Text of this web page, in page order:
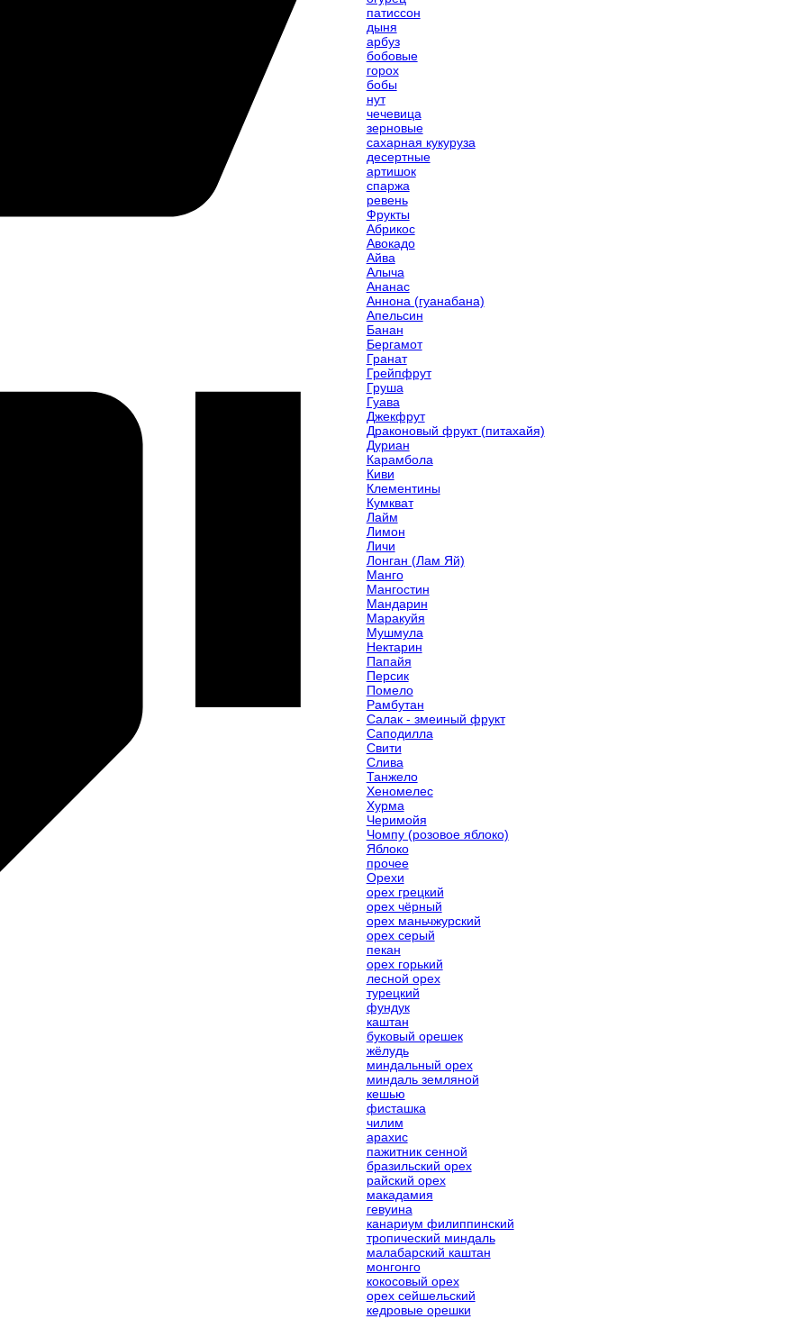
патиссон
дыня
арбуз
бобовые
горох
бобы
нут
чечевица
зерновые
сахарная кукуруза
десертные
артишок
спаржа
ревень
Фрукты
Абрикос
Авокадо
Айва
Алыча
Ананас
Аннона (гуанабана)
Апельсин
Банан
Бергамот
Гранат
Грейпфрут
Груша
Гуава
Джекфрут
Драконовый фрукт (питахайя)
Дуриан
Карамбола
Киви
Клементины
Кумкват
Лайм
Лимон
Личи
Лонган (Лам Яй)
Манго
Мангостин
Мандарин
Маракуйя
Мушмула
Нектарин
Папайя
Персик
Помело
Рамбутан
Салак - змеиный фрукт
Саподилла
Свити
Слива
Танжело
Хеномелес
Хурма
Черимойя
Чомпу (розовое яблоко)
Яблоко
прочее
Орехи
орех грецкий
орех чёрный
орех маньчжурский
орех серый
пекан
орех горький
лесной орех
турецкий
фундук
каштан
буковый орешек
жёлудь
миндальный орех
миндаль земляной
кешью
фисташка
чилим
арахис
пажитник сенной
бразильский орех
райский орех
макадамия
гевуина
канариум филиппинский
тропический миндаль
малабарский каштан
монгонго
кокосовый орех
орех сейшельский
кедровые орешки